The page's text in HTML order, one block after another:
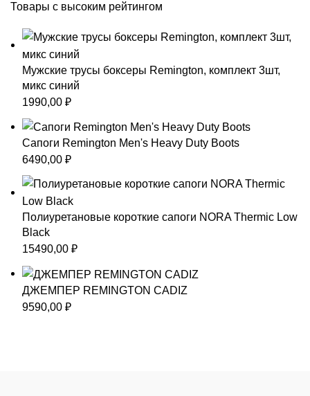
Товары с высоким рейтингом
Мужские трусы боксеры Remington, комплект 3шт,
микс синий
1990,00 ₽
Сапоги Remington Men's Heavy Duty Boots
6490,00 ₽
Полиуретановые короткие сапоги NORA Thermic Low
Black
15490,00 ₽
ДЖЕМПЕР REMINGTON CADIZ
9590,00 ₽